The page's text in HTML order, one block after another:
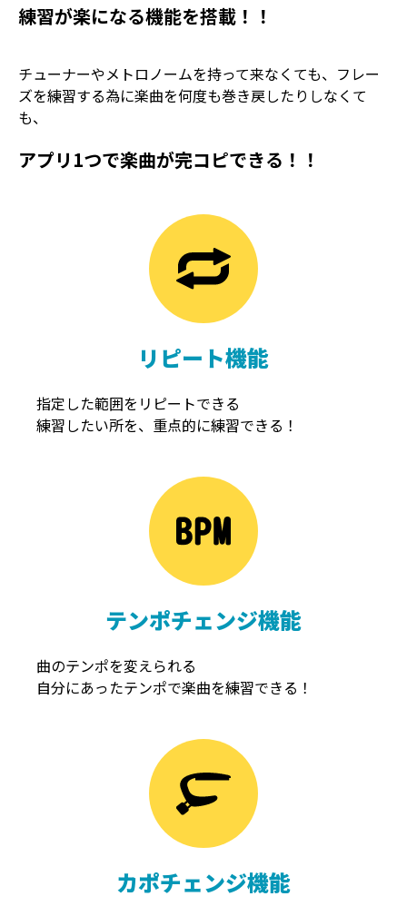
練習が楽になる機能を搭載！！
チューナーやメトロノームを持って来なくても、フレー
ズを練習する為に楽曲を何度も巻き戻したりしなくて
も、
アプリ1つで楽曲が完コピできる！！
リピート機能
指定した範囲をリピートできる
練習したい所を、重点的に練習できる！
テンポチェンジ機能
曲のテンポを変えられる
自分にあったテンポで楽曲を練習できる！
カポチェンジ機能